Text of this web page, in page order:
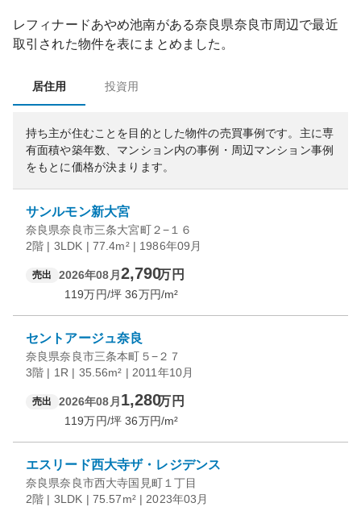
レフィナードあやめ池南がある奈良県奈良市周辺で最近
取引された物件を表にまとめました。
居住用 投資用
持ち主が住むことを目的とした物件の売買事例です。 主に専
有面積や築年数、マンション内の事例・周辺マンション事例
をもとに価格が決まります。
サンルモン新大宮
奈良県奈良市三条大宮町２−１６
2階 | 3LDK | 77.4m² | 1986年09月
売出 2026年08月 2,790万円
119万円/坪 36万円/m²
セントアージュ奈良
奈良県奈良市三条本町５−２７
3階 | 1R | 35.56m² | 2011年10月
売出 2026年08月 1,280万円
119万円/坪 36万円/m²
エスリード西大寺ザ・レジデンス
奈良県奈良市西大寺国見町１丁目
2階 | 3LDK | 75.57m² | 2023年03月